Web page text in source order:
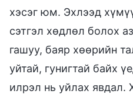
хэсэг юм. Эхлээд
сэтгэл хөдлөл болох
гашуу, баяр хөөрийн
уйтай, гунигтай байх
илрэл нь уйлах явдал.